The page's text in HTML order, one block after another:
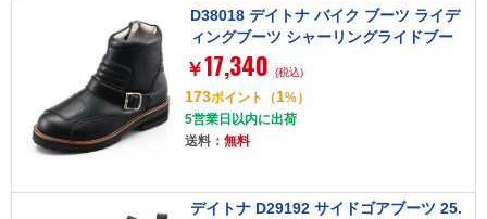
D38018 デイトナ バイク ブーツ ライデ
ィングブーツ シャーリングライドブー
ツ 本革 牛革(フルグレインレザー) シフ
トパッド サイドジップ DS-002 ブラッ
ク 26.5cm/メンズ
￥17,340 (税込)
173ポイント （1%）
5営業日以内に出荷
送料： 無料
デイトナ D29192 サイドゴアブーツ 25.